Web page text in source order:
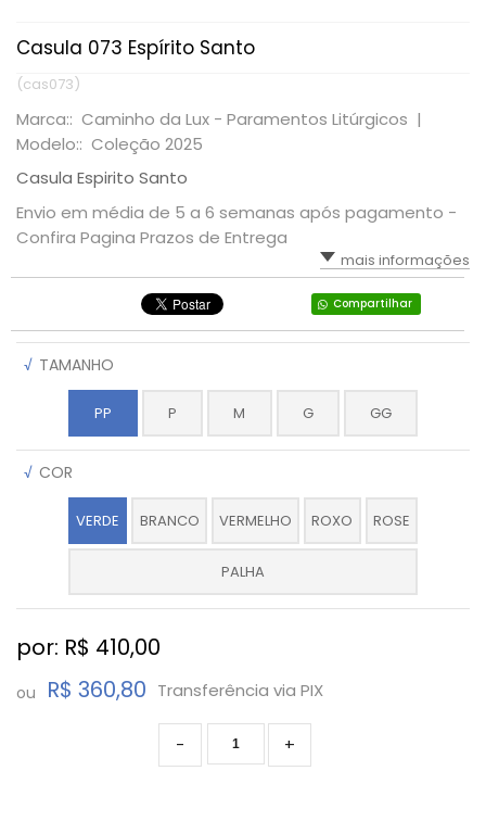
Casula 073 Espírito Santo
(cas073)
Marca:: Caminho da Lux - Paramentos Litúrgicos |
Modelo:: Coleção 2025
Casula Espirito Santo
Envio em média de 5 a 6 semanas após pagamento -
Confira Pagina Prazos de Entrega
mais informações
Compartilhar
√ TAMANHO
PP P M G GG
√ COR
VERDE BRANCO VERMELHO ROXO ROSE
PALHA
por: R$ 410,00
ou R$ 360,80 Transferência via PIX
+
-